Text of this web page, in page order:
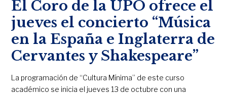
El Coro de la UPO ofrece el
jueves el concierto “Música
en la España e Inglaterra de
Cervantes y Shakespeare”
La programación de “Cultura Mínima” de este curso
académico se inicia el jueves 13 de octubre con una